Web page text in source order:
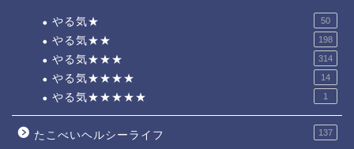
やる気★ 50
やる気★★ 198
やる気★★★ 314
やる気★★★★ 14
やる気★★★★★ 1
たこべいヘルシーライフ 137